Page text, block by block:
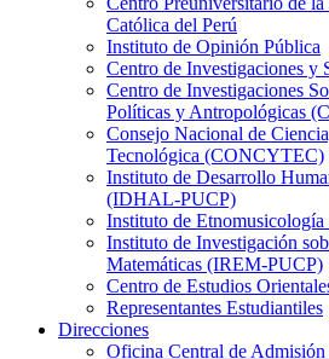
Católica del Perú
Instituto de Opinión Pública
Centro de Investigaciones y
Centro de Investigaciones
Políticas y Antropológicas
Consejo Nacional de
Tecnológica (CONCYTEC)
Instituto de Desarrollo
(IDHAL-PUCP)
Instituto de
Instituto de Investigación
Matemáticas (IREM-PUCP)
Centro de Estudios
Representantes Estudiantiles
Direcciones
Oficina Central de Admisión